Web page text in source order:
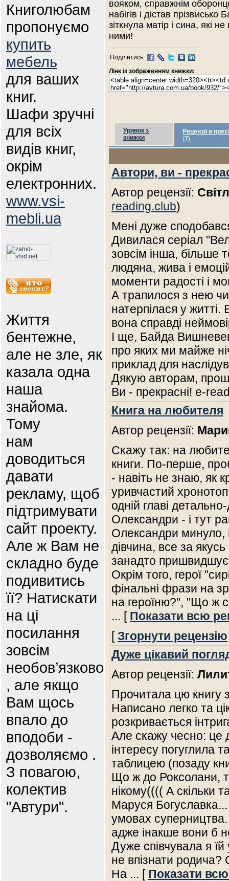
Книголюбам
пропонуємо
купить
мебель
для ваших
книг.
Шафи зручні
для всіх
видів книг,
окрім
електронних.
www.vsi-
mebli.ua
Життя
бентежне,
але не зле, як
казала одна
наша
знайома.
Тому
нам
доводиться
давати
рекламу, щоб
підтримувати
сайт проекту.
Але ж Вам не
складно буде
подивитись
її? Натискати
на ці
посилання
зовсім
необов’язково
, але якщо
Вам щось
впало до
вподоби -
дозволяємо .
З повагою,
колектив
"Автури".
вояком, справжнім
набігів і дістав
зіткнула матір і сина, які
ними!
Поділитись:
Лінк із зображенням книжки:
Уривок з
книжки
Рецензії в пресі
(7)
Автори, ви -
Автор рецензії:
reading.club)
Мені дуже
Дивилася серіал
зовсім інша, більше
людяна, жива і
моменти радості і
А трапилося з нею
натерпілася у
вона справді
І ще, Байда
про яких ми майже
приклад для
Дякую авторам,
Ви - прекрасні! e-
Книга на любителя
Автор рецензії:
Скажу так: на
книги. По-перше,
- навіть не знаю, як
уривчастий
одній главі
Олександри - і тут
Олександри минуло,
дівчина, все за якусь
занадто
Окрім того, герої
фінальні фрази на
на героїню?", "Що ж
... [ Показати всю
[Згорнути рецензію
Дуже цікавий
Автор рецензії:
Прочитала цю книгу
Написано легко та
розкривається
Але скажу чесно: це
інтересу погуглила
таблицею (позаду
Що ж до Роксолани,
нікому(((( А скільки
Маруся
умовах
адже інакше вони б
Дуже співчувала я їй
не впізнати родича?
На ... [ Показати